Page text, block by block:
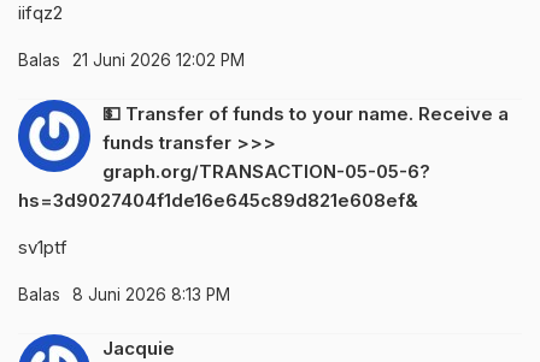
iifqz2
Balas 21 Juni 2026 12:02 PM
💵 Transfer of funds to your name. Receive a
funds transfer >>>
graph.org/TRANSACTION-05-05-6?
hs=3d9027404f1de16e645c89d821e608ef&
sv1ptf
Balas 8 Juni 2026 8:13 PM
Jacquie